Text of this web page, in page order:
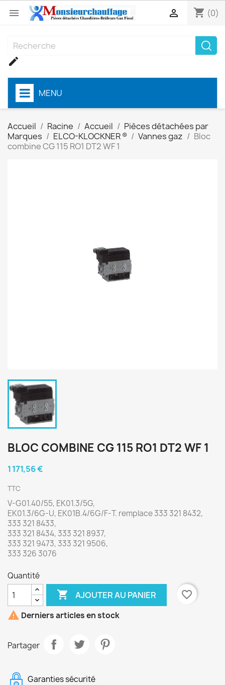
 shopping_cart (0)


MENU
Accueil Racine Accueil
Pièces détachées par
Marques
ELCO-KLOCKNER ® Vannes gaz
Bloc
combine CG 115 RO1 DT2 WF 1
BLOC COMBINE CG 115 RO1 DT2 WF 1
1 171,56 €
TTC
V-G01.40/55, EK01.3/5G,
EK01.3/6G-U, EK01B.4/6G/F-T. remplace 333 321 8432,
333 321 8433,
333 321 8434, 333 321 8937,
333 321 9473, 333 321 9506,
333 326 3076
Quantité
 AJOUTER AU PANIER
favorite_border
 Derniers articles en stock
Partager
Garanties sécurité